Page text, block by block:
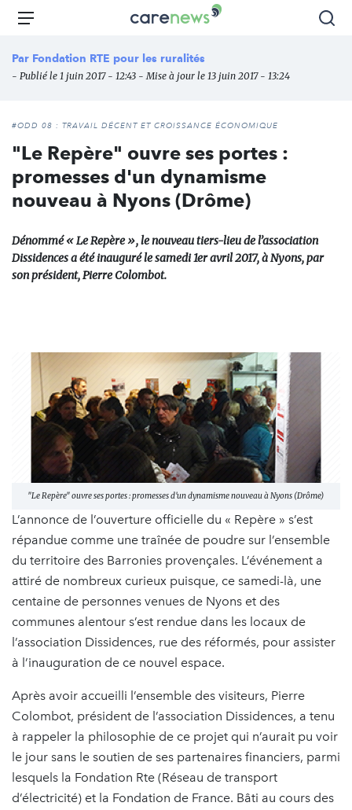
Aller
principal
Carenews,
média
des
l'engagement
Menu
Par Fondation RTE pour les ruralités
- Publié le 1 juin 2017 - 12:43 - Mise à jour le 13 juin 2017 - 13:24
#ODD 08 : TRAVAIL DÉCENT ET CROISSANCE ÉCONOMIQUE
"Le Repère" ouvre ses portes :
promesses d'un dynamisme
nouveau à Nyons (Drôme)
Dénommé « Le Repère », le nouveau tiers-lieu de l’association
Dissidences a été inauguré le samedi 1er avril 2017, à Nyons, par
son président, Pierre Colombot.
"Le Repère" ouvre ses portes : promesses d'un dynamisme nouveau à Nyons (Drôme)
L’annonce de l’ouverture officielle du « Repère » s’est
répandue comme une traînée de poudre sur l’ensemble
du territoire des Barronies provençales. L’événement a
attiré de nombreux curieux puisque, ce samedi-là, une
centaine de personnes venues de Nyons et des
communes alentour s’est rendue dans les locaux de
l’association Dissidences, rue des réformés, pour assister
à l’inauguration de ce nouvel espace.
Après avoir accueilli l’ensemble des visiteurs, Pierre
Colombot, président de l’association Dissidences, a tenu
à rappeler la philosophie de ce projet qui n’aurait pu voir
le jour sans le soutien de ses partenaires financiers, parmi
lesquels la Fondation Rte (Réseau de transport
d’électricité) et la Fondation de France. Bâti au cours des